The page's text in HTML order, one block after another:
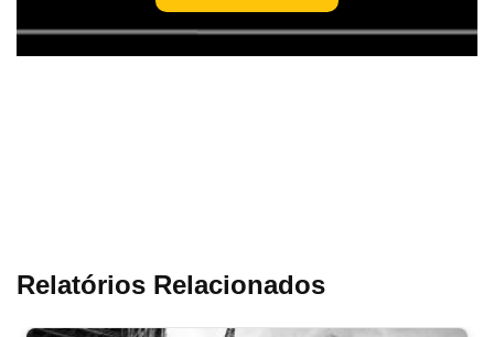
Relatórios Relacionados